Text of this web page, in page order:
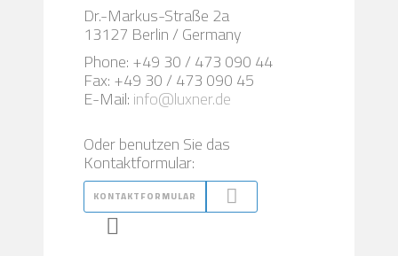
Dr.-Markus-Straße 2a
13127 Berlin / Germany
Phone: +49 30 / 473 090 44
Fax: +49 30 / 473 090 45
E-Mail:info@luxner.de
Oder benutzen Sie das
Kontaktformular:
KONTAKTFORMULAR